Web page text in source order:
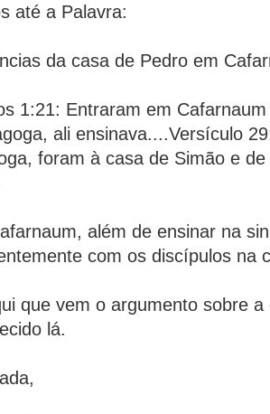
até a Palavra:
da casa de Pedro em
1:21: Entraram em
ali ensinava....Versículo
foram à casa de Simão e
além de ensinar na
com os discípulos na
que vem o argumento sobre
lá.